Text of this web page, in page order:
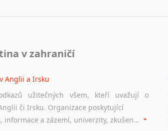
v zahraničí
Anglii a Irsku
užitečných všem, kteří uvažují o
či Irsku. Organizace poskytující
stipendia, informace a zázemí, univerzity, zkušenosti studentů.